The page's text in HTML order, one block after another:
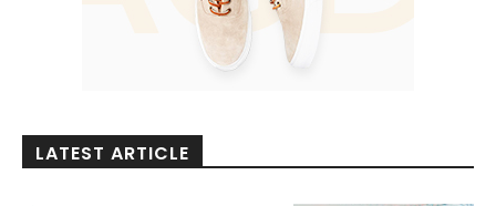
LATEST ARTICLE